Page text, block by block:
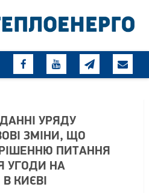
УРЯДУ
ЗМІНИ, ЩО
ПИТАННЯ
УГОДИ НА
КИЄВІ